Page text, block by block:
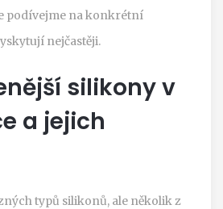
podívejme na konkrétní
nejčastěji.
silikony v
a jejich
typů silikonů, ale několik z